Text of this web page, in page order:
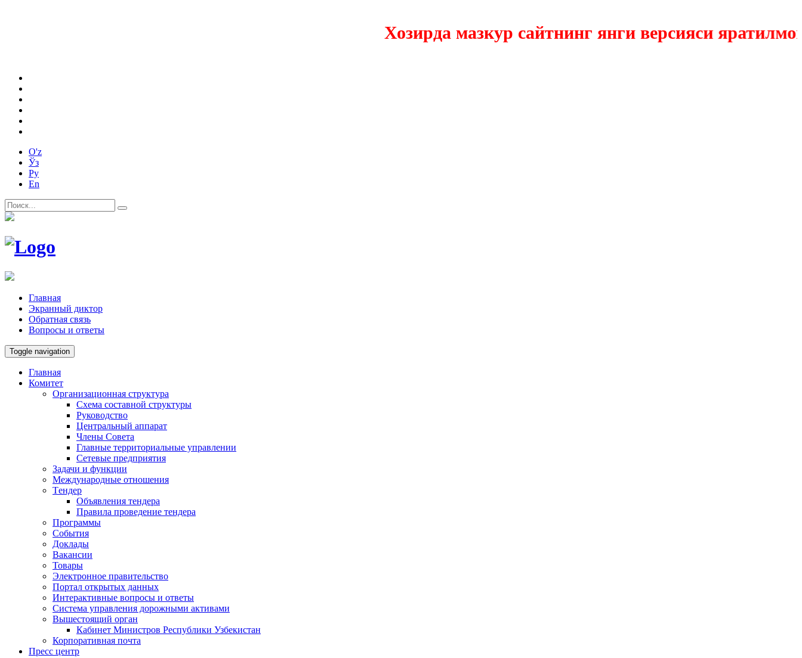
Хозирда мазкур сайтнинг янги версияси яратилмокда
O'z
Ўз
Ру
En
Главная
Экранный диктор
Обратная связь
Вопросы и ответы
Toggle navigation
Главная
Комитет
Организационная структура
Схема составной структуры
Руководство
Центральный аппарат
Члены Совета
Главные территориальные управлении
Сетевые предприятия
Задачи и функции
Международные отношения
Tендер
Объявления тендера
Правила проведение тендера
Программы
Cобытия
Доклады
Вакансии
Товары
Электронное правительство
Портал открытых данных
Интерактивные вопросы и ответы
Система управления дорожными активами
Вышестоящий орган
Кабинет Министров Республики Узбекистан
Корпоративная почта
Пресс центр